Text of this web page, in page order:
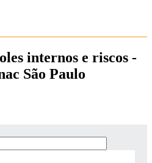
internos e riscos -
São Paulo